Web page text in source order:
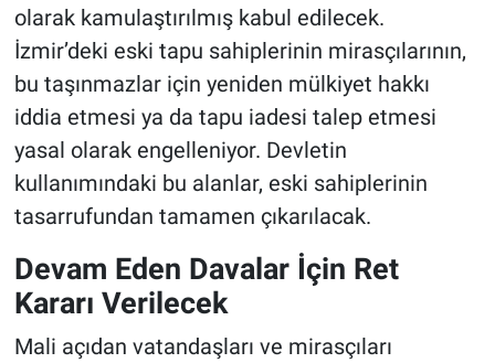
olarak kamulaştırılmış kabul edilecek.
İzmir’deki eski tapu sahiplerinin mirasçılarının,
bu taşınmazlar için yeniden mülkiyet hakkı
iddia etmesi ya da tapu iadesi talep etmesi
yasal olarak engelleniyor. Devletin
kullanımındaki bu alanlar, eski sahiplerinin
tasarrufundan tamamen çıkarılacak.
Devam Eden Davalar İçin Ret
Kararı Verilecek
Mali açıdan vatandaşları ve mirasçıları